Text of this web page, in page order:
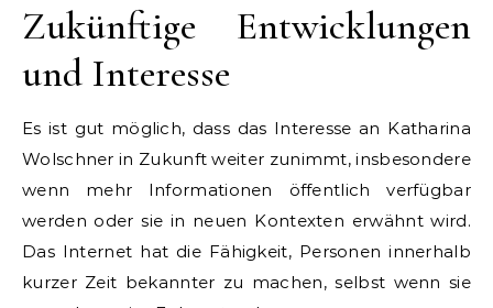
Zukünftige Entwicklungen
und Interesse
Es ist gut möglich, dass das Interesse an Katharina
Wolschner in Zukunft weiter zunimmt, insbesondere
wenn mehr Informationen öffentlich verfügbar
werden oder sie in neuen Kontexten erwähnt wird.
Das Internet hat die Fähigkeit, Personen innerhalb
kurzer Zeit bekannter zu machen, selbst wenn sie